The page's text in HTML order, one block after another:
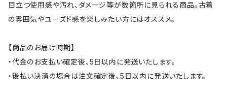
目立つ使用感や汚れ、ダメージ等が数箇所に見られる商品。古着
の雰囲気やユーズド感を楽しみたい方にはオススメ。
【商品のお届け時期】
・代金のお支払い確定後、5日以内に発送いたします。
・後払い決済の場合は注文確定後、5日以内に発送いたします。